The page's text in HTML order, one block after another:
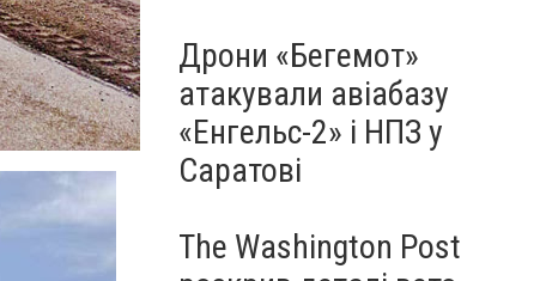
Дрони «Бегемот»
атакували авіабазу
«Енгельс-2» і НПЗ у
Саратові
The Washington Post